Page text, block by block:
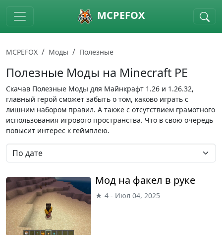
Skip to main content MCPEFOX
MCPEFOX Моды Полезные
Полезные Моды на Minecraft PE
Скачав Полезные Моды для Майнкрафт 1.26 и 1.26.32,
главный герой сможет забыть о том, каково играть с
лишним набором правил. А также с отсутствием грамотного
использования игрового пространства. Что в свою очередь
повысит интерес к геймплею.
Мод на факел в руке
★ 4 - Июл 04, 2025